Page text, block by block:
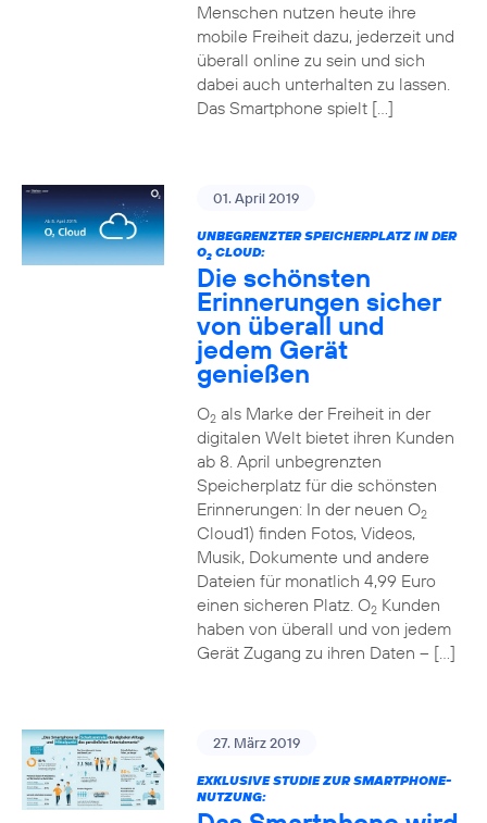
Menschen nutzen heute ihre
mobile Freiheit dazu, jederzeit und
überall online zu sein und sich
dabei auch unterhalten zu lassen.
Das Smartphone spielt […]
01. April 2019
UNBEGRENZTER SPEICHERPLATZ IN DER
O2CLOUD:
Die schönsten
Erinnerungen sicher
von überall und
jedem Gerät
genießen
O2als Marke der Freiheit in der
digitalen Welt bietet ihren Kunden
ab 8. April unbegrenzten
Speicherplatz für die schönsten
Erinnerungen: In der neuen O2
Cloud1) finden Fotos, Videos,
Musik, Dokumente und andere
Dateien für monatlich 4,99 Euro
einen sicheren Platz. O2Kunden
haben von überall und von jedem
Gerät Zugang zu ihren Daten – […]
27. März 2019
EXKLUSIVE STUDIE ZUR SMARTPHONE-
NUTZUNG: